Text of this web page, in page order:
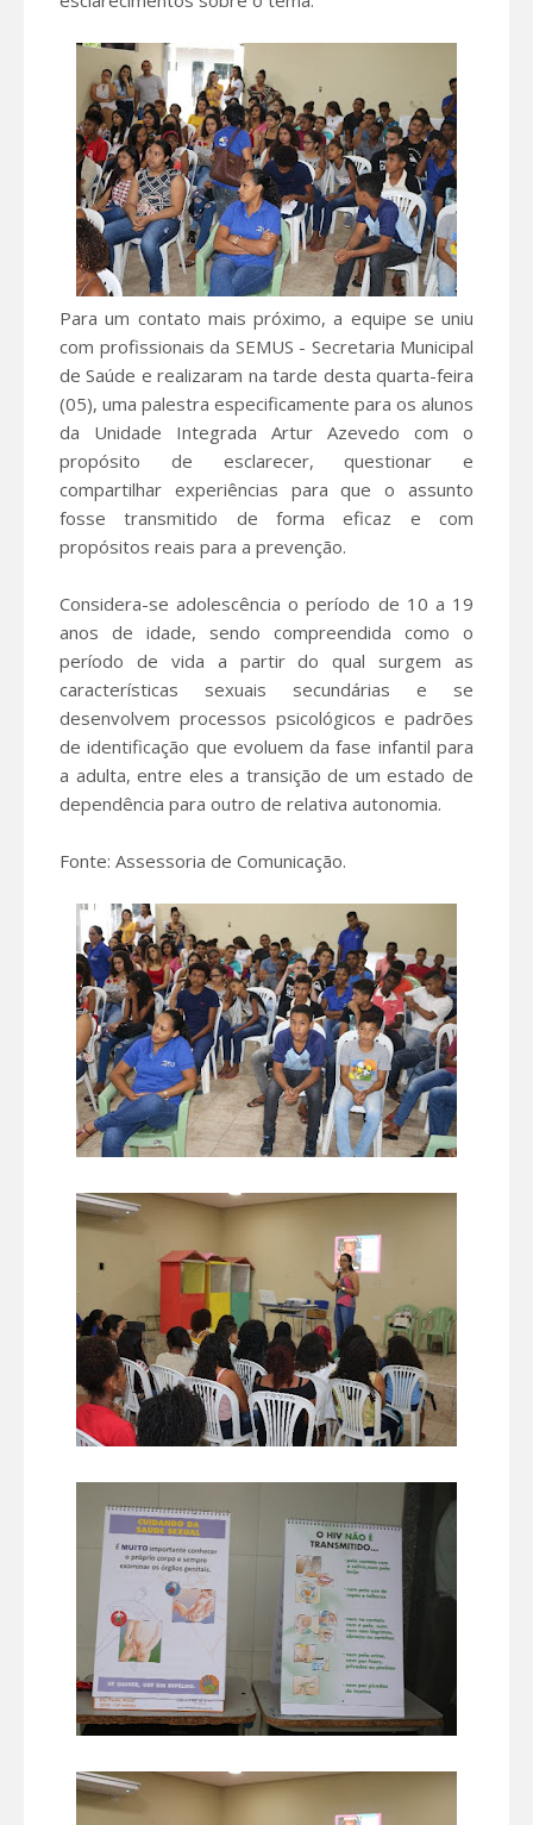
Para um contato mais próximo, a equipe se uniu
com profissionais da SEMUS - Secretaria Municipal
de Saúde e realizaram na tarde desta quarta-feira
(05), uma palestra especificamente para os alunos
da Unidade Integrada Artur Azevedo com o
propósito de esclarecer, questionar e
compartilhar experiências para que o assunto
fosse transmitido de forma eficaz e com
propósitos reais para a prevenção.
Considera-se adolescência o período de 10 a 19
anos de idade, sendo compreendida como o
período de vida a partir do qual surgem as
características sexuais secundárias e se
desenvolvem processos psicológicos e padrões
de identificação que evoluem da fase infantil para
a adulta, entre eles a transição de um estado de
dependência para outro de relativa autonomia.
Fonte: Assessoria de Comunicação.